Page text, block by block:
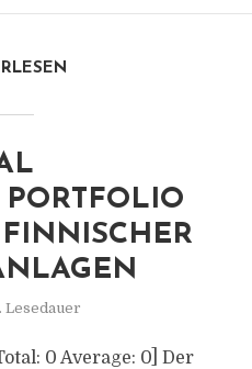
O
W
Lesedauer
0 Average: 0] Der